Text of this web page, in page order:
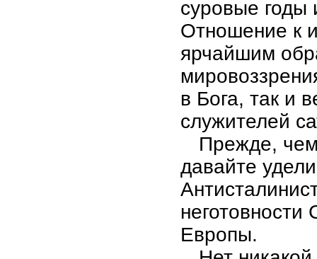
суровые годы
Отношение к
ярчайшим
в Бога, так и
служителей
Прежде,
давайте
Европы.